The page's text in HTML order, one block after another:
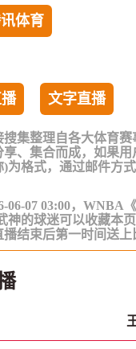
体育
文字直播
集整理自各大体育
、集合而成，如果
为格式，通过邮件方
06-07 03:00，WNBA
神的球迷可以收藏本
结束后第一时间送